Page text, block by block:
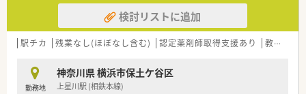
検討リストに追加
駅チカ 残業なし(ほぼなし含む) 認定薬剤師取得支援あり 教育制度あり
勤務地
神奈川県 横浜市保土ケ谷区
上星川駅 (相鉄本線)